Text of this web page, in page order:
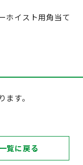
ホイスト用角当て
す。
一覧に戻る